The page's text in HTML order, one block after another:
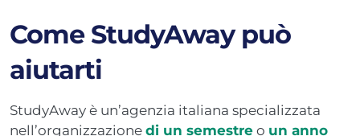
Come StudyAway può
aiutarti
StudyAway è un’agenzia italiana specializzata
nell’organizzazione di un semestre o un anno